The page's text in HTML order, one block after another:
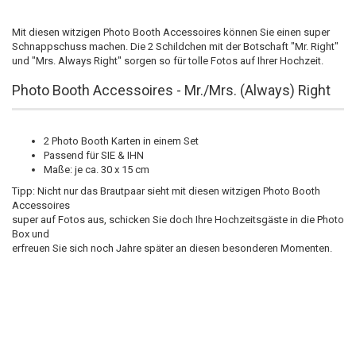
Mit diesen witzigen Photo Booth Accessoires können Sie einen super
Schnappschuss machen. Die 2 Schildchen mit der Botschaft "Mr. Right"
und "Mrs. Always Right" sorgen so für tolle Fotos auf Ihrer Hochzeit.
Photo Booth Accessoires - Mr./Mrs. (Always) Right
2 Photo Booth Karten in einem Set
Passend für SIE & IHN
Maße: je ca. 30 x 15 cm
Tipp: Nicht nur das Brautpaar sieht mit diesen witzigen Photo Booth
Accessoires
super auf Fotos aus, schicken Sie doch Ihre Hochzeitsgäste in die Photo
Box und
erfreuen Sie sich noch Jahre später an diesen besonderen Momenten.